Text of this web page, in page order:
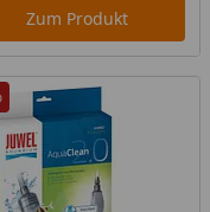
Zum Produkt